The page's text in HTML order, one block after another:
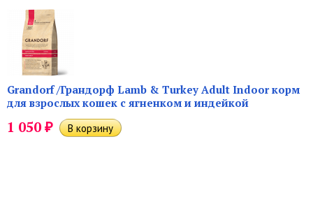
Grandorf /Грандорф Lamb & Turkey Adult Indoor корм
для взрослых кошек с ягненком и индейкой
1 050₽